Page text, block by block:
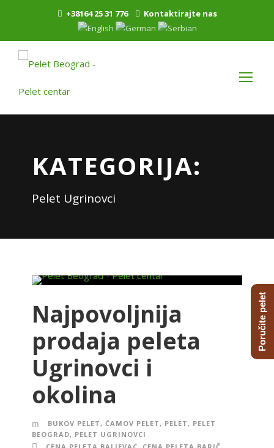
+38164 25 31 776 Kontaktirajte nas
KATEGORIJA:
Pelet Ugrinovci
Najpovoljnija
prodaja peleta
Ugrinovci i
okolina
BUKOV PELET , ČAMOV PELET , PELET , PELET
BEOGRAD, PELET UGRINOVCI
Poručite pelet